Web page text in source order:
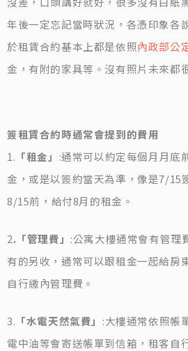
年後一定忘記當時狀況，各憑印象各
於租賃合約基本上都是依照內政部公
金，有附的家具等。沒有照片未來都
簽租賃合約時通常會提到的費用
1. 「租金」 :通常可以約定每個月月底
金，或是以簽約當天為準，像是7/15
8/15前，給付8月的租金。
2.「管理費」 :公寓大樓通常會有管理
有的另收，通常可以跟租金一起給房
自行繳內管理費。
3. 「水電天然氣費」 :大樓通常依照帳
電中油等會寄送帳單到信箱，租客自